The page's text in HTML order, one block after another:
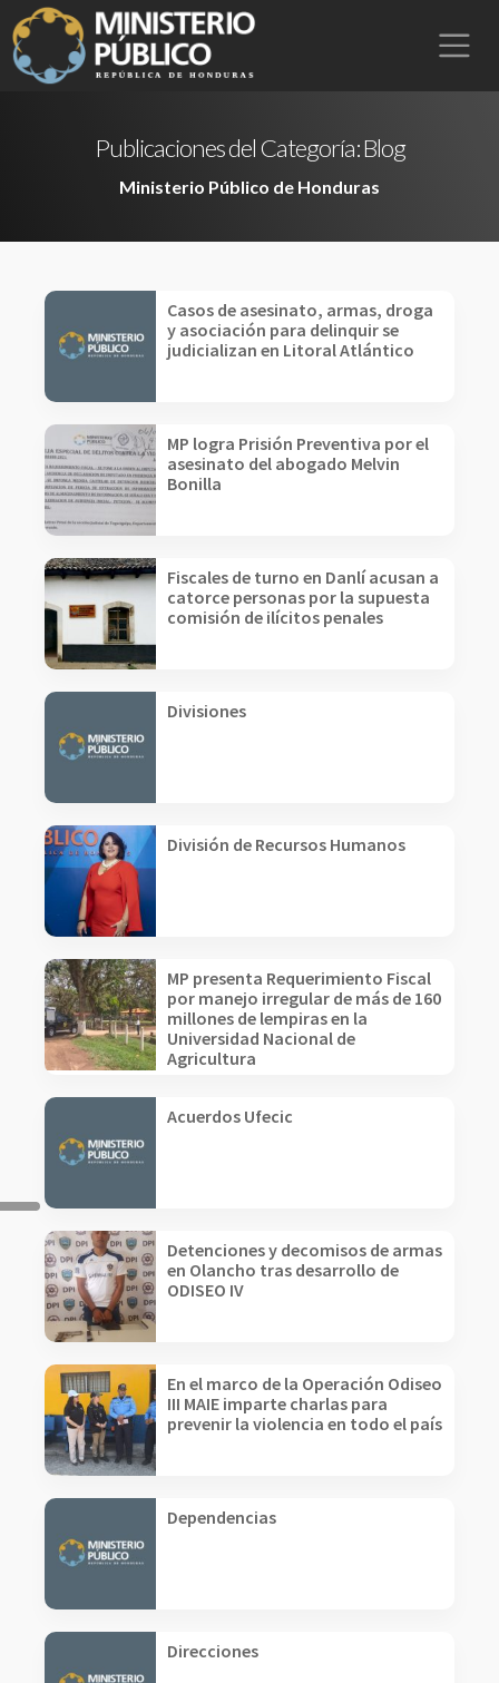
Publicaciones del Categoría:Blog
Ministerio Público de Honduras
Casos de asesinato, armas, droga
y asociación para delinquir se
judicializan en Litoral Atlántico
MP logra Prisión Preventiva por el
asesinato del abogado Melvin
Bonilla
Fiscales de turno en Danlí acusan a
catorce personas por la supuesta
comisión de ilícitos penales
Divisiones
División de Recursos Humanos
MP presenta Requerimiento Fiscal
por manejo irregular de más de 160
millones de lempiras en la
Universidad Nacional de
Agricultura
Acuerdos Ufecic
Detenciones y decomisos de armas
en Olancho tras desarrollo de
ODISEO IV
En el marco de la Operación Odiseo
III MAIE imparte charlas para
prevenir la violencia en todo el país
Dependencias
Direcciones